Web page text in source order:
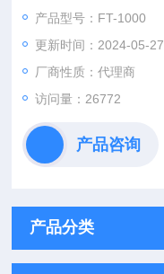
产品型号：FT-1000
更新时间：2024-05-27
厂商性质：代理商
访问量：26772
产品咨询
产品分类